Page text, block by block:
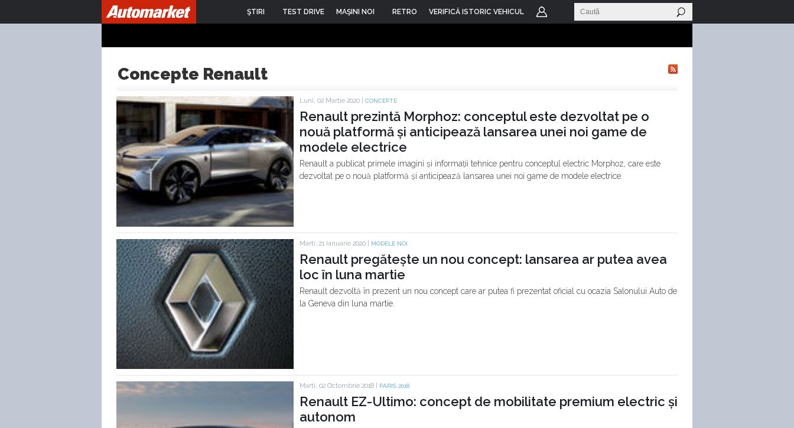
ŞTIRI TEST DRIVE MAŞINI NOI RETRO VERIFICĂ ISTORIC VEHICUL
Concepte Renault
Luni, 02 Martie 2020 | CONCEPTE
Renault prezintă Morphoz: conceptul este dezvoltat pe o
nouă platformă și anticipează lansarea unei noi game de
modele electrice
Renault a publicat primele imagini și informații tehnice pentru conceptul electric Morphoz, care este
dezvoltat pe o nouă platformă și anticipează lansarea unei noi game de modele electrice.
Marti, 21 Ianuarie 2020 | MODELE NOI
Renault pregătește un nou concept: lansarea ar putea avea
loc în luna martie
Renault dezvoltă în prezent un nou concept care ar putea fi prezentat oficial cu ocazia Salonului Auto de
la Geneva din luna martie.
Marti, 02 Octombrie 2018 | PARIS 2018
Renault EZ-Ultimo: concept de mobilitate premium electric și
autonom